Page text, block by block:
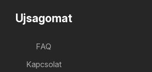
Ujsagomat
FAQ
Kapcsolat